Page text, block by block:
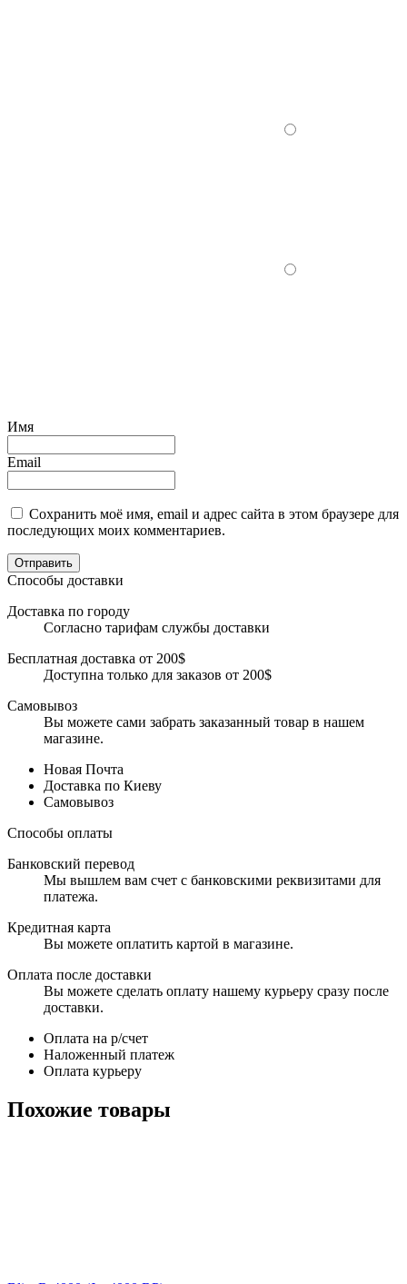
Имя
Email
Сохранить моё имя, email и адрес сайта в этом браузере для
последующих моих комментариев.
Отправить
Способы доставки
Доставка по городу
Согласно тарифам службы доставки
Бесплатная доставка от 200$
Доступна только для заказов от 200$
Самовывоз
Вы можете сами забрать заказанный товар в нашем
магазине.
Новая Почта
Доставка по Киеву
Самовывоз
Способы оплаты
Банковский перевод
Мы вышлем вам счет с банковскими реквизитами для
платежа.
Кредитная карта
Вы можете оплатить картой в магазине.
Оплата после доставки
Вы можете сделать оплату нашему курьеру сразу после
доставки.
Оплата на р/счет
Наложенный платеж
Оплата курьеру
Похожие товары